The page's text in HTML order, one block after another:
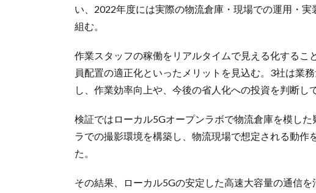
い、2022年度には実際の物流倉庫・現場での運用・
組む。
作業スタッフの稼働をリアルタイムで見える化するこ
員配置の適正化といったメリットを見込む。3社は業
し、作業効率向上や、今後の省人化への投資を判断し
検証ではローカル5Gオープンラボで物流倉庫を模し
ラでの撮影環境を構築し、物流現場で想定される動
た。
その結果、ローカル5Gの安定した高速大容量の通信